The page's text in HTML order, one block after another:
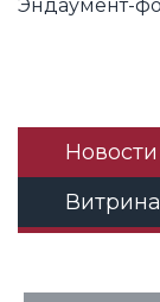
Эндаумент-
Новости